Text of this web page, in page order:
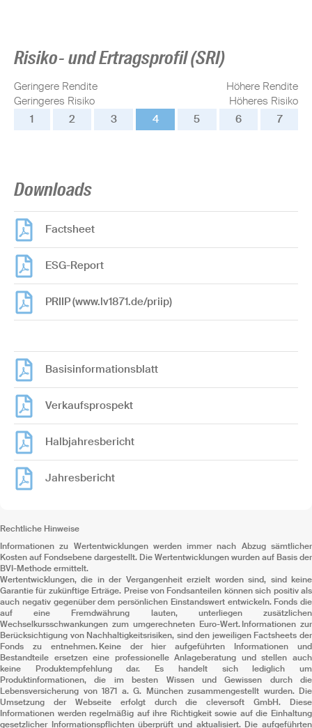
Risiko- und Ertragsprofil (SRI)
Geringere Rendite
Geringeres Risiko
Höhere Rendite
Höheres Risiko
1
2 3 4 5 6 7
Downloads
Factsheet
ESG-Report
PRIIP (www.lv1871.de/priip)
Basisinformationsblatt
Verkaufsprospekt
Halbjahresbericht
Jahresbericht
Rechtliche Hinweise
Informationen zu Wertentwicklungen werden immer nach Abzug sämtlicher
Kosten auf Fondsebene dargestellt. Die Wertentwicklungen wurden auf Basis der
BVI-Methode ermittelt.
Wertentwicklungen, die in der Vergangenheit erzielt worden sind, sind keine
Garantie für zukünftige Erträge. Preise von Fondsanteilen können sich positiv als
auch negativ gegenüber dem persönlichen Einstandswert entwickeln. Fonds die
auf eine Fremdwährung lauten, unterliegen zusätzlichen
Wechselkursschwankungen zum umgerechneten Euro-Wert. Informationen zur
Berücksichtigung von Nachhaltigkeitsrisiken, sind den jeweiligen Factsheets der
Fonds zu entnehmen. Keine der hier aufgeführten Informationen und
Bestandteile ersetzen eine professionelle Anlageberatung und stellen auch
keine Produktempfehlung dar. Es handelt sich lediglich um
Produktinformationen, die im besten Wissen und Gewissen durch die
Lebensversicherung von 1871 a. G. München zusammengestellt wurden. Die
Umsetzung der Webseite erfolgt durch die cleversoft GmbH. Diese
Informationen werden regelmäßig auf ihre Richtigkeit sowie auf die Einhaltung
gesetzlicher Informationspflichten überprüft und aktualisiert. Die aufgeführten